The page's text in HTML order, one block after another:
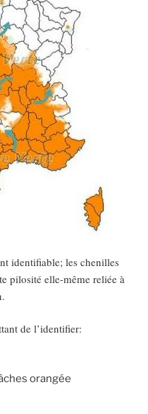
identifiable; les chenilles
pilosité elle-même reliée à
de l’identifier:
orangée